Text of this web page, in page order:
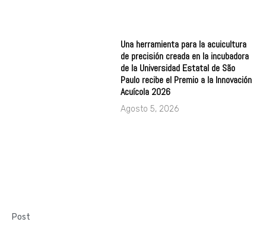
Una herramienta para la acuicultura
de precisión creada en la incubadora
de la Universidad Estatal de São
Paulo recibe el Premio a la Innovación
Acuícola 2026
Agosto 5, 2026
Post